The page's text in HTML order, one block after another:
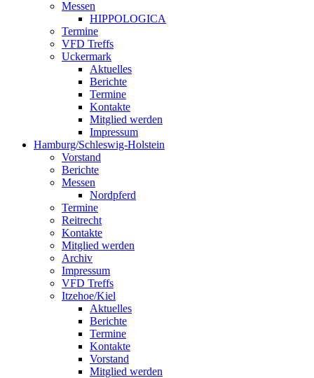
Messen
HIPPOLOGICA
Termine
VFD Treffs
Uckermark
Aktuelles
Berichte
Termine
Kontakte
Mitglied werden
Impressum
Hamburg/Schleswig-Holstein
Vorstand
Berichte
Messen
Nordpferd
Termine
Reitrecht
Kontakte
Mitglied werden
Archiv
Impressum
VFD Treffs
Itzehoe/Kiel
Aktuelles
Berichte
Termine
Kontakte
Vorstand
Mitglied werden